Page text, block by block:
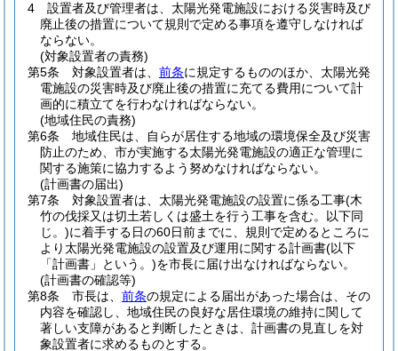
4
設置者及び管理者は、太陽光発電施設における災害時及び
廃止後の措置について規則で定める事項を遵守しなければ
ならない。
(対象設置者の責務)
第5条
対象設置者は、 前条に規定するもののほか、太陽光発
電施設の災害時及び廃止後の措置に充てる費用について計
画的に積立てを行わなければならない。
(地域住民の責務)
第6条
地域住民は、自らが居住する地域の環境保全及び災害
防止のため、市が実施する太陽光発電施設の適正な管理に
関する施策に協力するよう努めなければならない。
(計画書の届出)
第7条
対象設置者は、太陽光発電施設の設置に係る工事(木
竹の伐採又は切土若しくは盛土を行う工事を含む。以下同
じ。)に着手する日の60日前までに、規則で定めるところに
より太陽光発電施設の設置及び運用に関する計画書(以下
「計画書」という。)を市長に届け出なければならない。
(計画書の確認等)
第8条
市長は、 前条の規定による届出があった場合は、その
内容を確認し、地域住民の良好な居住環境の維持に関して
著しい支障があると判断したときは、計画書の見直しを対
象設置者に求めるものとする。